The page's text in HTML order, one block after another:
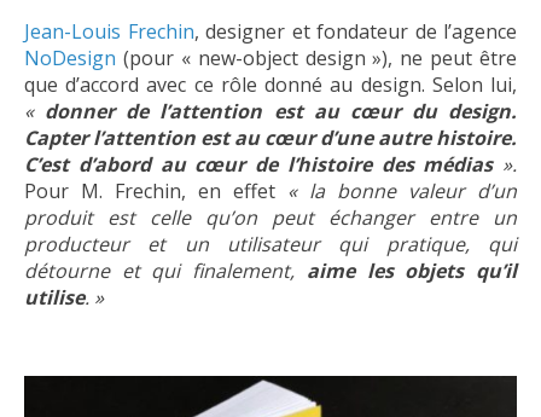
Jean-Louis Frechin, designer et fondateur de l’agence
NoDesign (pour « new-object design »), ne peut être
que d’accord avec ce rôle donné au design. Selon lui,
« donner de l’attention est au cœur du design.
Capter l’attention est au cœur d’une autre histoire.
C’est d’abord au cœur de l’histoire des médias ».
Pour M. Frechin, en effet « la bonne valeur d’un
produit est celle qu’on peut échanger entre un
producteur et un utilisateur qui pratique, qui
détourne et qui finalement, aime les objets qu’il
utilise. »